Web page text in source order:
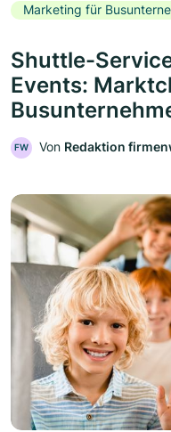
Marketing für
Shuttle-
Events:
FW Von Redaktion